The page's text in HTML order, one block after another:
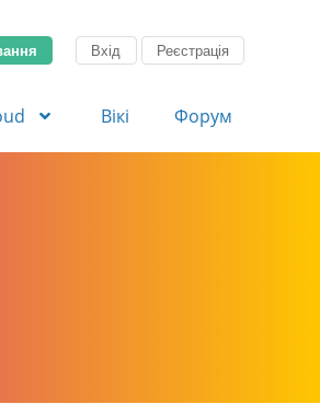
Вхід Реєстрація
Вікі Форум